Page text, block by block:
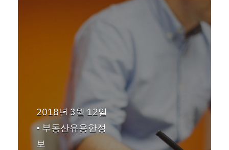
2018년 3월 12일
• 부동산유용한정
보